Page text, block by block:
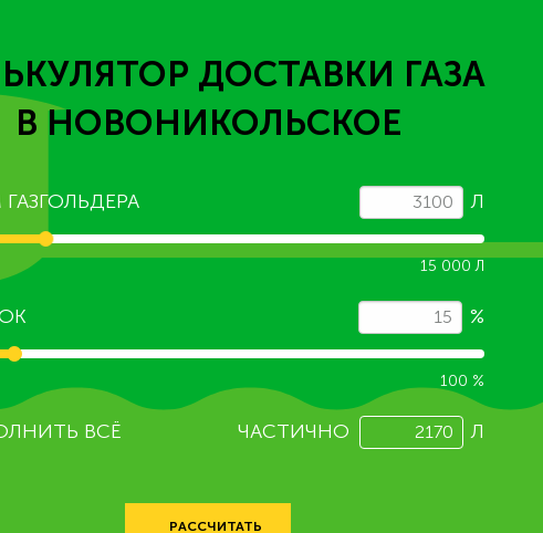
ДОСТАВКИ ГАЗА
В НОВОНИКОЛЬСКОЕ
Л
15 000 Л
%
100 %
ВСЁ ЧАСТИЧНО Л
РАССЧИТАТЬ